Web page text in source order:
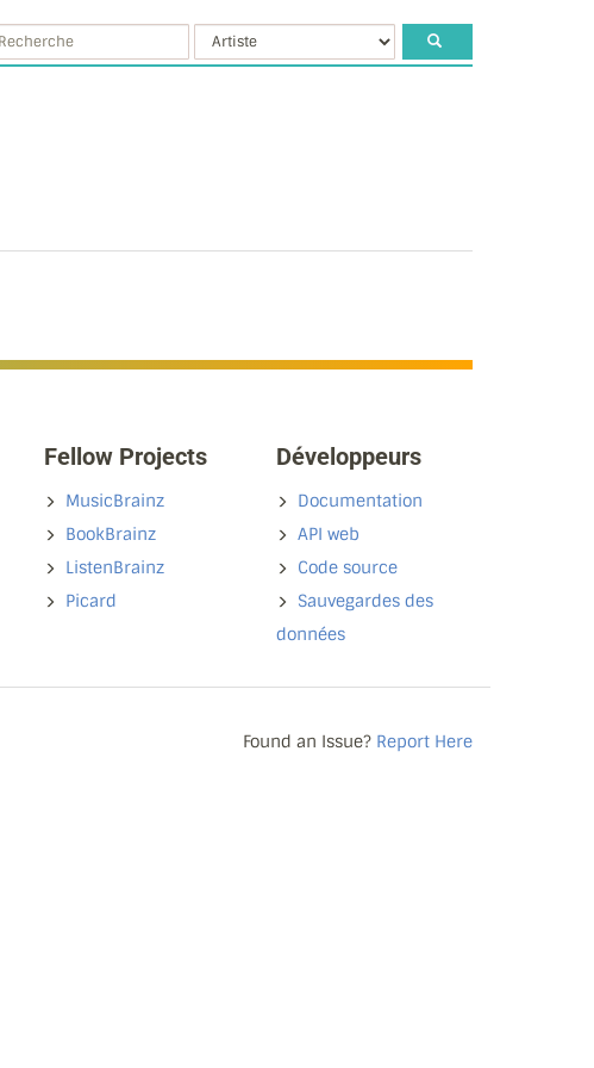
Fellow Projects
MusicBrainz
BookBrainz
ListenBrainz
Picard
Développeurs
Documentation
API web
Code source
Sauvegardes des
données
Found an Issue? Report Here